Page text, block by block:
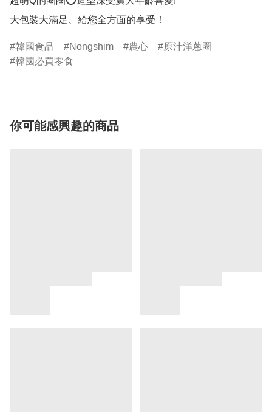
韓國食品 Nongshim 農心
原汁洋蔥圈
韓國必買零食
你可能感興趣的商品